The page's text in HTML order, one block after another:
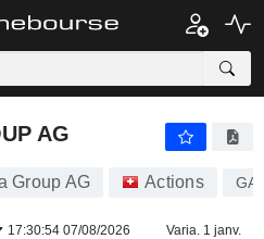
AG
Group AG Actions
17:30:54 07/08/2026 Varia. 1 janv.